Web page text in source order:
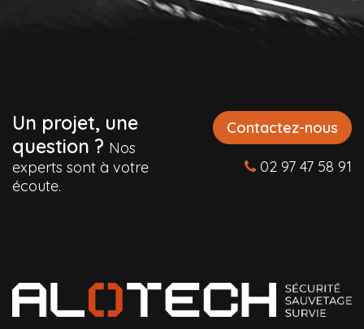
Un projet, une
question ? Nos
experts sont à votre
écoute.
Contactez-nous
02 97 47 58 91